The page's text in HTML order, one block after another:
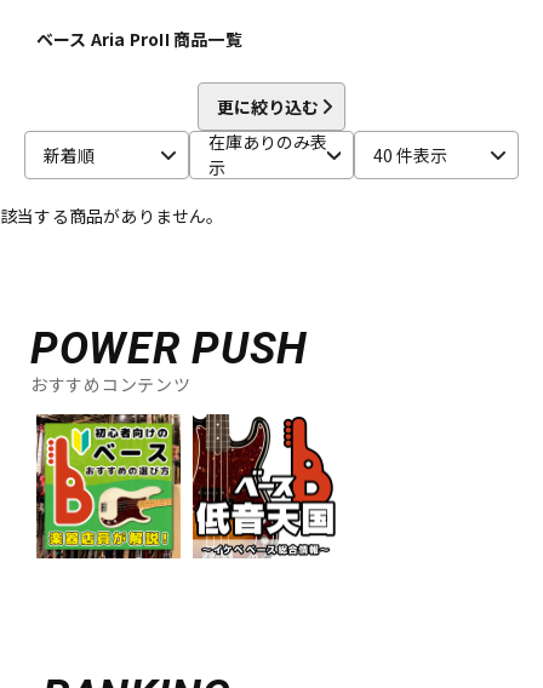
エレキギター アコギ/エレアコ
ベース
キーボード
管楽器
アンプ
ベース Aria ProII 商品一覧
更に絞り込む
新着順
在庫ありのみ表
示
40 件表示
該当する商品がありません。
POWER PUSH
おすすめコンテンツ